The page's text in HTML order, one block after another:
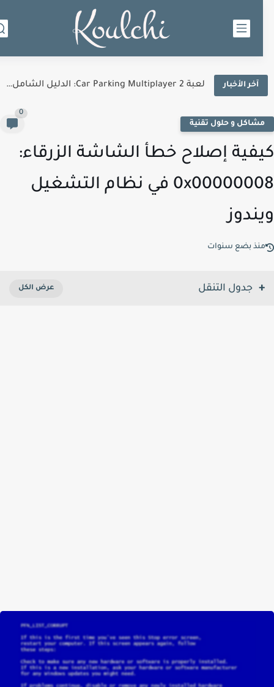
آخر الأخبار لعبة Car Parking Multiplayer 2: الدليل الشامل لأفضل لعبة محاكاة...
و حلول تقنية
إصلاح خطأ الشاشة الزرقاء:
0x00000008 في نظام التشغيل
بضع سنوات
جدول التنقل